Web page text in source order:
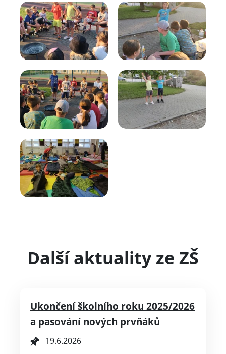
Další aktuality ze ZŠ
Ukončení školního roku 2025/2026
a pasování nových prvňáků
19.6.2026